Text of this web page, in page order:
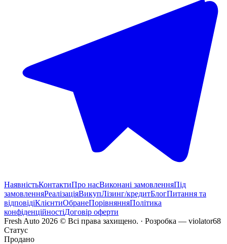
НаявністьКонтактиПро насВиконані замовленняПід
замовленняРеалізаціяВикупЛізинг/кредитБлогПитання та
відповідіКлієнтиОбранеПорівнянняПолітика
конфіденційностіДоговір оферти
Fresh Auto 2026 © Всі права захищено. · Розробка — violator68
Статус
Продано